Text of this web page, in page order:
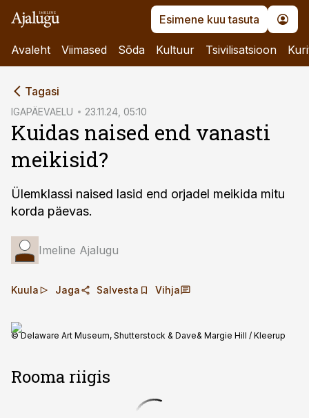
Esimene kuu tasuta
Avaleht Viimased Sõda Kultuur Tsivilisatsioon
Tagasi
IGAPÄEVAELU 23.11.24, 05:10
Kuidas naised end vanasti
meikisid?
Ülemklassi naised lasid end orjadel meikida mitu
korda päevas.
Imeline Ajalugu
Kuula Jaga Salvesta Vihja
© Delaware Art Museum, Shutterstock & Dave& Margie Hill / Kleerup
Rooma riigis